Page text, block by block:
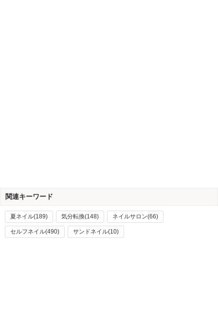
関連キーワード
夏ネイル(189) 気分転換(148) ネイルサロン(66)
セルフネイル(490) サンドネイル(10)